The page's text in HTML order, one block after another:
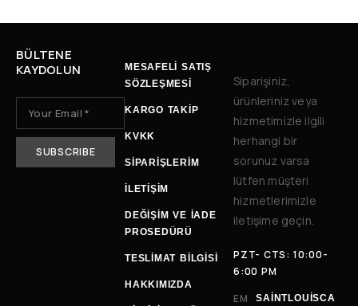
BÜLTENE
KAYDOLUN
MESAFELİ SATIŞ
SÖZLEŞMESİ
KARGO TAKİP
KVKK
SİPARİŞLERİM
İLETIŞIM
DEĞIŞIM VE İADE
PROSEDÜRÜ
TESLIMAT BILGISI
HAKKIMIZDA
Siparişiniz,
ürünleriniz veya
hizmetimizle ilgili
herhangi bir
sorunuz varsa
lütfen müşteri
hizmetlerimizle
iletişime geçin.
PZT- CTS: 10:00-
6:00 PM
EM
SAINTLOUISCA